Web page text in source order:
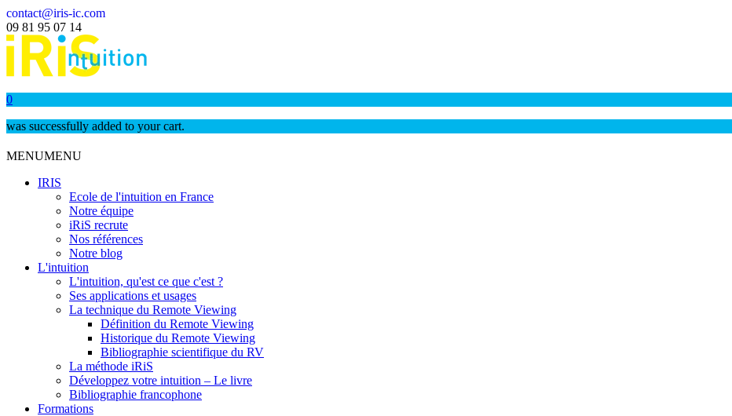
contact@iris-ic.com
09 81 95 07 14
0
was successfully added to your cart.
MENUMENU
IRIS
Ecole de l'intuition en France
Notre équipe
iRiS recrute
Nos références
Notre blog
L'intuition
L'intuition, qu'est ce que c'est ?
Ses applications et usages
La technique du Remote Viewing
Définition du Remote Viewing
Historique du Remote Viewing
Bibliographie scientifique du RV
La méthode iRiS
Développez votre intuition – Le livre
Bibliographie francophone
Formations